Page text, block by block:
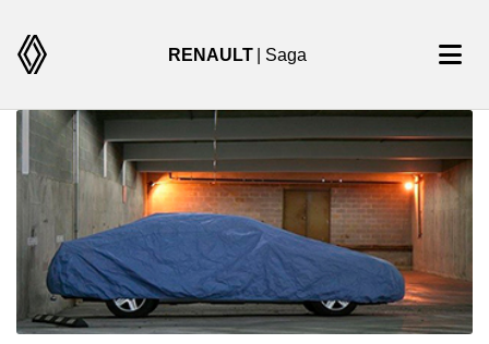
RENAULT | Saga